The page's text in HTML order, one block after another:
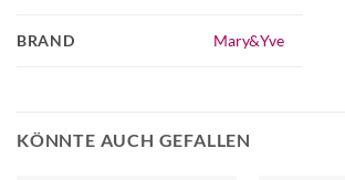
BRAND Mary&Yve
KÖNNTE AUCH GEFALLEN